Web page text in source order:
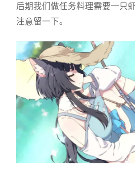
后期我们做任务料理需要一只
注意留一下。